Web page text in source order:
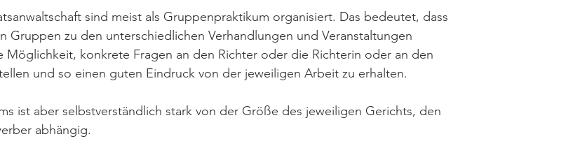
sind meist als Gruppenpraktikum organisiert. Das bedeutet, dass
Gruppen zu den unterschiedlichen Verhandlungen und Veranstaltungen
Möglichkeit, konkrete Fragen an den Richter oder die Richterin oder an den
und so einen guten Eindruck von der jeweiligen Arbeit zu erhalten.
ist aber selbstverständlich stark von der Größe des jeweiligen Gerichts, den
abhängig.